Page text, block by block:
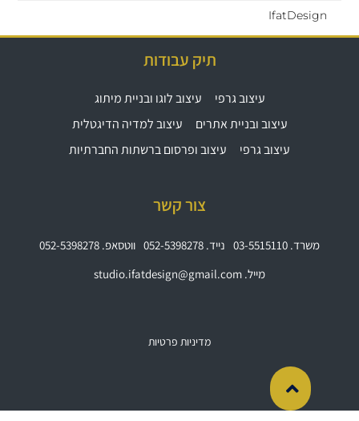
IfatDesign
תיק עבודות
עיצוב גרפי
עיצוב לוגו ובניית מיתוג
עיצוב ובניית אתרים
עיצוב למדיה הדיגטלית
עיצוב גרפי
עיצוב ופרסום ברשתות החברתיות
צור קשר
משרד. 03-5515110 נייד. 052-5398278
ווטסאפ. 052-5398278
מייל. studio.ifatdesign@gmail.com
מדיניות פרטיות